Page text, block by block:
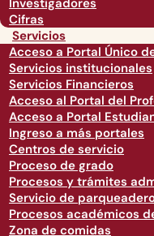
Investigadores
Cifras
Servicios
Acceso a Portal Único
Servicios institucionales
Servicios Financieros
Acceso al Portal del
Acceso a Portal
Ingreso a más portales
Centros de servicio
Proceso de grado
Procesos y trámites
Servicio de
Procesos académicos
Zona de comidas